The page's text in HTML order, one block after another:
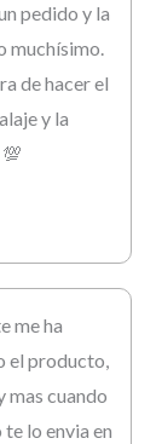
pedido y la
muchísimo.
de hacer el
y la
me ha
el producto,
mas cuando
lo envia en